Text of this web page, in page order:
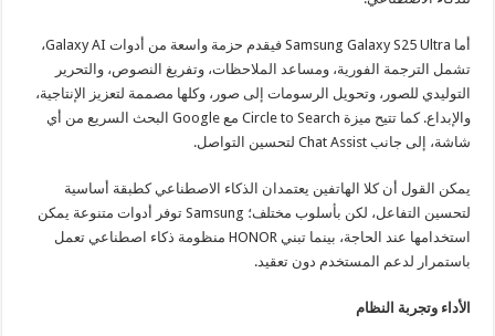
أما Samsung Galaxy S25 Ultra فيقدم حزمة واسعة من أدوات Galaxy AI،
تشمل الترجمة الفورية، ومساعد الملاحظات، وتفريغ النصوص، والتحرير
التوليدي للصور، وتحويل الرسومات إلى صور، وكلها مصممة لتعزيز الإنتاجية،
والإبداع. كما تتيح ميزة Circle to Search مع Google البحث السريع من أي
شاشة، إلى جانب Chat Assist لتحسين التواصل.
يمكن القول أن كلا الهاتفين يعتمدان الذكاء الاصطناعي كطبقة أساسية
لتحسين التفاعل، لكن بأسلوب مختلف؛ Samsung توفر أدوات متنوعة يمكن
استخدامها عند الحاجة، بينما تبني HONOR منظومة ذكاء اصطناعي تعمل
باستمرار لدعم المستخدم دون تعقيد.
الأداء وتجربة النظام